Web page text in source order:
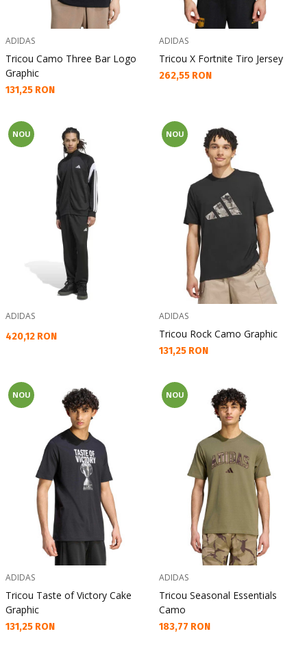
ADIDAS
Tricou Camo Three Bar Logo
Graphic
Текуща цена:
131,25 RON
ADIDAS
Tricou X Fortnite Tiro Jersey
Текуща цена:
262,55 RON
NOU
ADIDAS
Текуща цена:
420,12 RON
NOU
ADIDAS
Tricou Rock Camo Graphic
Текуща цена:
131,25 RON
NOU
ADIDAS
Tricou Taste of Victory Cake
Graphic
Текуща цена:
131,25 RON
NOU
ADIDAS
Tricou Seasonal Essentials
Camo
Текуща цена:
183,77 RON